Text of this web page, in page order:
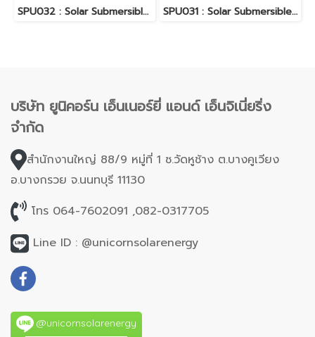
SPU032 : Solar Submersible Pump "HANDURO" รุ่น HD-4SC13-110-300-2200-A/D SPU031 : Solar Submersible Pump "HANDURO" รุ่น HD-4SC15-70-200-1500-A/D
บริษัท ยูนิคอร์น เอ็นเนอร์ยี่ แอนด์ เอ็นจิเนี่ยริ่ง
จำกัด
สำนักงานใหญ่ 88/9 หมู่ที่ 1 ซ.วัดหูช้าง ต.บางคูเวียง
อ.บางกรวย จ.นนทบุรี 11130
โทร 064-7602091 ,082-0317705
Line ID : @unicornsolarenergy
@unicornsolarenergy